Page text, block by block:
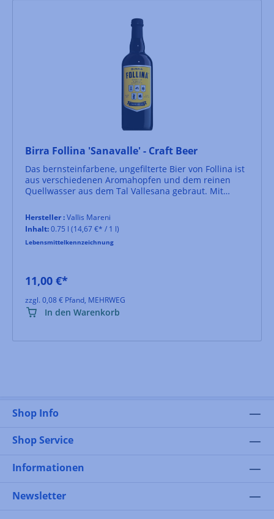
Birra Follina 'Sanavalle' - Craft Beer
Das bernsteinfarbene, ungefilterte Bier von Follina ist
aus verschiedenen Aromahopfen und dem reinen
Quellwasser aus dem Tal Vallesana gebraut. Mit
Bier mit 6% vol. zu gegrilltem Fleisch.
Hersteller :Vallis Mareni
Inhalt:0.75 l (14,67 €* / 1 l)
Lebensmittelkennzeichnung
11,00 €*
zzgl. 0,08 € Pfand, MEHRWEG
In den Warenkorb
Shop Info
Shop Service
Informationen
Newsletter